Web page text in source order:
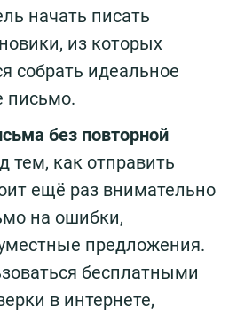
начать писать
из которых
собрать идеальное
письмо.
без повторной
тем, как отправить
ещё раз внимательно
на ошибки,
предложения.
бесплатными
в интернете,